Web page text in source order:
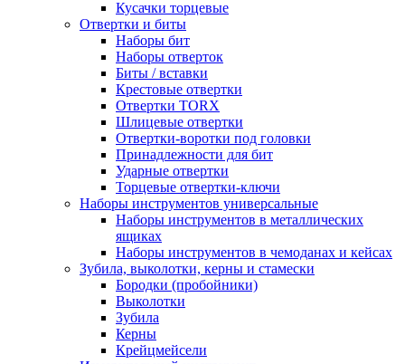
Кусачки торцевые
Отвертки и биты
Наборы бит
Наборы отверток
Биты / вставки
Крестовые отвертки
Отвертки TORX
Шлицевые отвертки
Отвертки-воротки под головки
Принадлежности для бит
Ударные отвертки
Торцевые отвертки-ключи
Наборы инструментов универсальные
Наборы инструментов в металлических
ящиках
Наборы инструментов в чемоданах и кейсах
Зубила, выколотки, керны и стамески
Бородки (пробойники)
Выколотки
Зубила
Керны
Крейцмейсели